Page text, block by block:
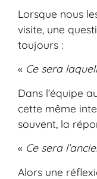
Lorsque nous
visite, une
toujours :
« Ce sera
Dans l’équipe
cette même
souvent, la
« Ce sera
Alors une